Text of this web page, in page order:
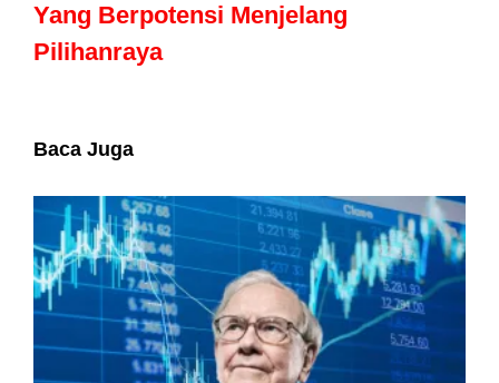
Yang Berpotensi Menjelang
Pilihanraya
Baca Juga